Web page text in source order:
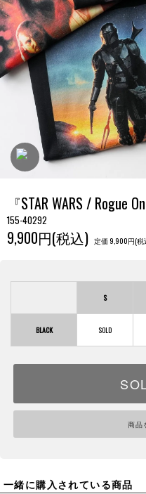
『STAR WARS / Rogue
155-40292
9,900円(税込) 定価 9,900円(税
S
BLACK
商品
一緒に購入されている商品